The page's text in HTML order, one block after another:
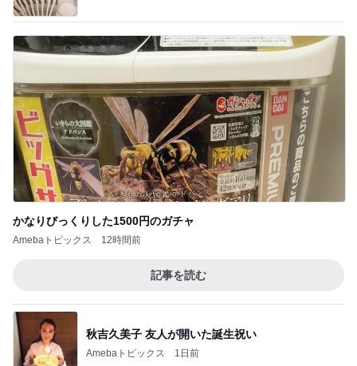
かなりびっくりした1500円のガチャ
Amebaトピックス 12時間前
記事を読む
秋吉久美子 友人が開いた誕生祝い
Amebaトピックス 1日前